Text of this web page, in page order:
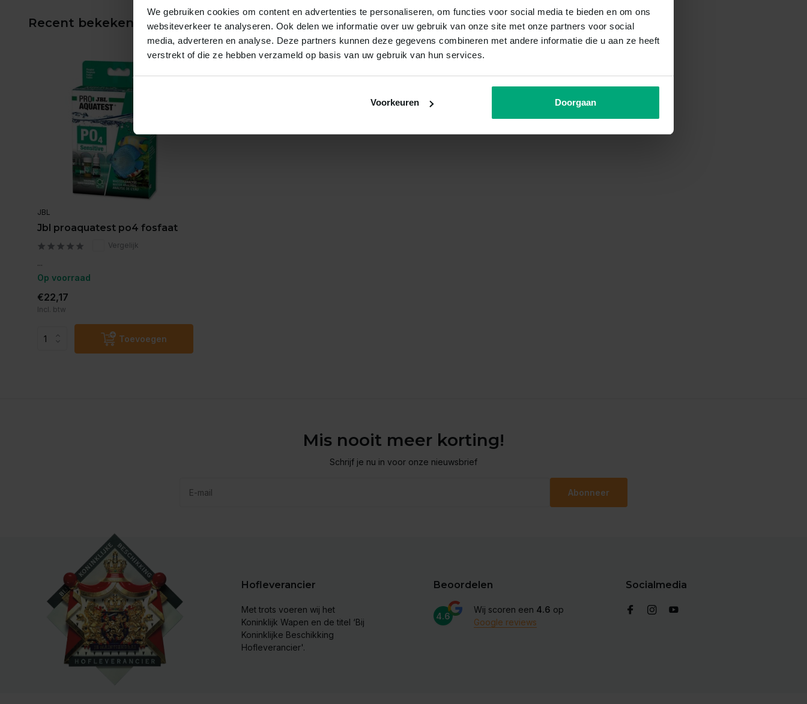
We gebruiken cookies om content en advertenties te personaliseren, om functies voor social media te bieden en om ons
websiteverkeer te analyseren. Ook delen we informatie over uw gebruik van onze site met onze partners voor social
media, adverteren en analyse. Deze partners kunnen deze gegevens combineren met andere informatie die u aan ze heeft
verstrekt of die ze hebben verzameld op basis van uw gebruik van hun services.
Voorkeuren Doorgaan
Recent bekeken
JBL
Jbl proaquatest po4 fosfaat
Vergelijk
...
Op voorraad
€22,17
Incl. btw
Toevoegen
Mis nooit meer korting!
Schrijf je nu in voor onze nieuwsbrief
Abonneer
Hofleverancier
Met trots voeren wij het
Koninklijk Wapen en de titel ‘Bij
Koninklijke Beschikking
Hofleverancier'.
Beoordelen
4.6
Wij scoren een 4.6 op
Google reviews
Socialmedia